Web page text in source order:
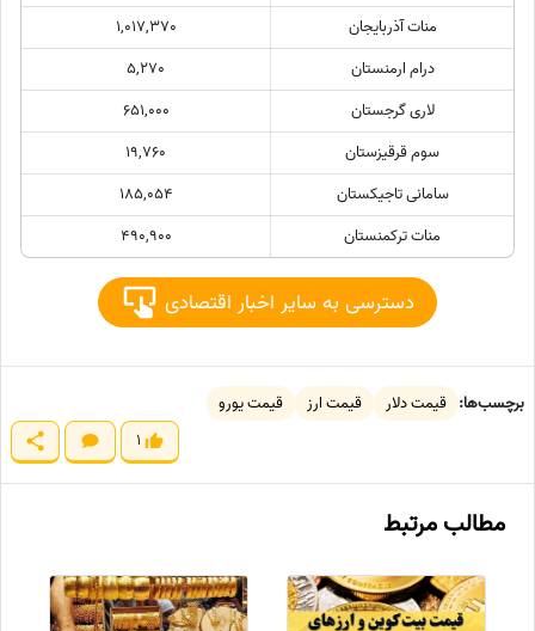
منات آذربایجان
1,017,370
درام ارمنستان
5,270
لاری گرجستان
651,000
سوم قرقیزستان
19,760
سامانی تاجیکستان
185,054
منات ترکمنستان
490,900
دسترسی به سایر اخبار اقتصادی
برچسب‌ها: قیمت دلار قیمت ارز
قیمت یورو
1
مطالب مرتبط